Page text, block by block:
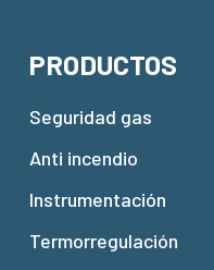
PRODUCTOS
Seguridad gas
Anti incendio
Instrumentación
Termorregulación